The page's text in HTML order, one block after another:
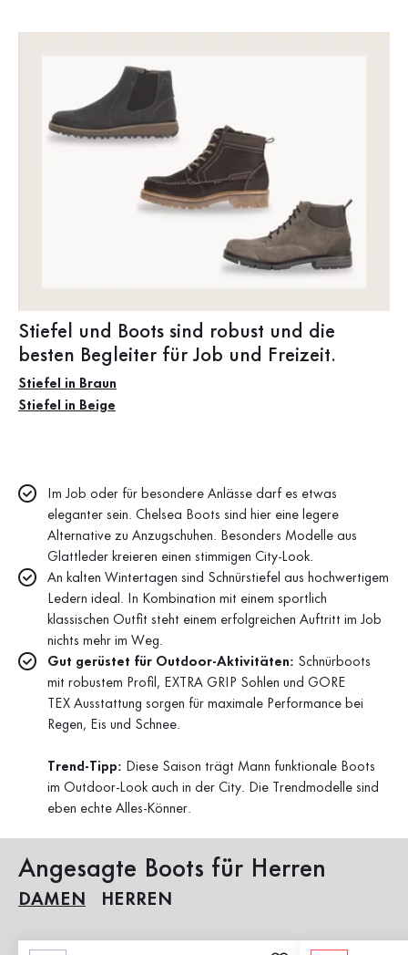
Stiefel und Boots sind robust und die
besten Begleiter für Job und Freizeit.
Stiefel in Braun
Stiefel in Beige
Im Job oder für besondere Anlässe darf es etwas
eleganter sein. Chelsea Boots sind hier eine legere
Alternative zu Anzugschuhen. Besonders Modelle aus
Glattleder kreieren einen stimmigen City-Look.
An kalten Wintertagen sind Schnürstiefel aus hochwertigem
Ledern ideal. In Kombination mit einem sportlich
klassischen Outfit steht einem erfolgreichen Auftritt im Job
nichts mehr im Weg.
Gut gerüstet für Outdoor-Aktivitäten: Schnürboots
mit robustem Profil, EXTRA GRIP Sohlen und GORE
TEX Ausstattung sorgen für maximale Performance bei
Regen, Eis und Schnee.
Trend-Tipp: Diese Saison trägt Mann funktionale Boots
im Outdoor-Look auch in der City. Die Trendmodelle sind
eben echte Alles-Könner.
Angesagte Boots für Herren
DAMEN HERREN